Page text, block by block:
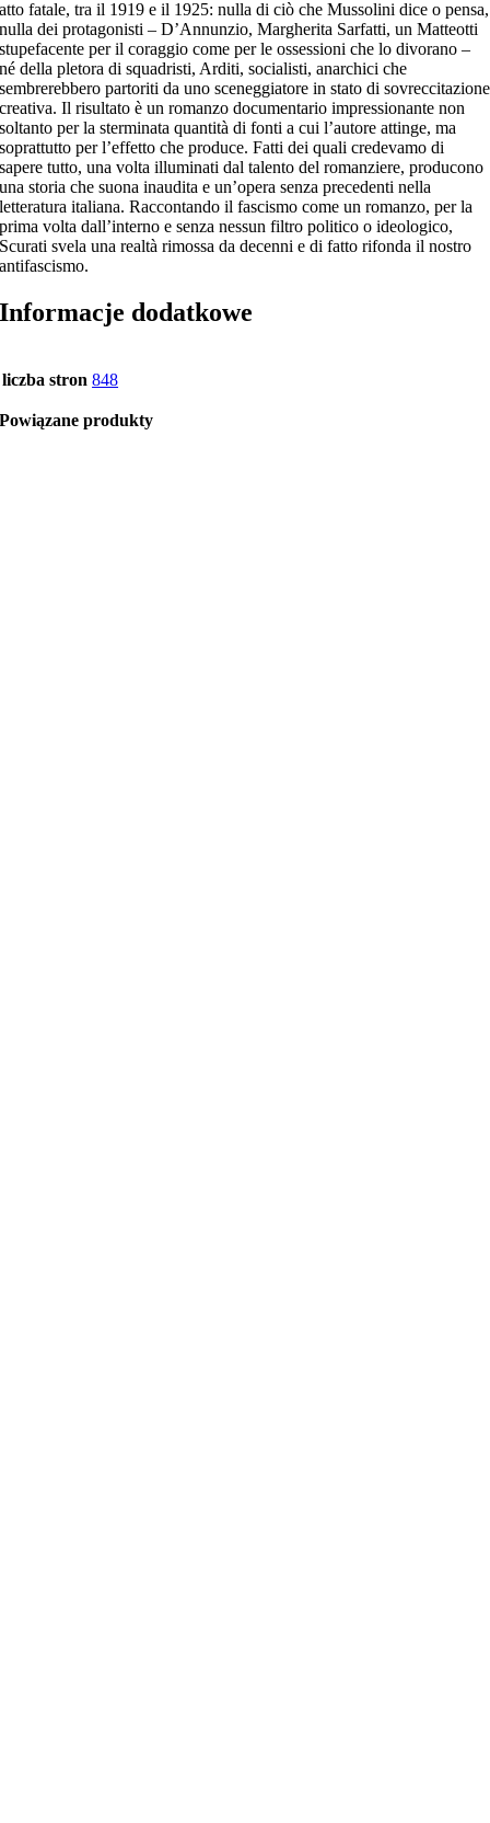
atto fatale, tra il 1919 e il 1925: nulla di ciò che Mussolini dice o pensa,
nulla dei protagonisti – D’Annunzio, Margherita Sarfatti, un Matteotti
stupefacente per il coraggio come per le ossessioni che lo divorano –
né della pletora di squadristi, Arditi, socialisti, anarchici che
sembrerebbero partoriti da uno sceneggiatore in stato di sovreccitazione
creativa. Il risultato è un romanzo documentario impressionante non
soltanto per la sterminata quantità di fonti a cui l’autore attinge, ma
soprattutto per l’effetto che produce. Fatti dei quali credevamo di
sapere tutto, una volta illuminati dal talento del romanziere, producono
una storia che suona inaudita e un’opera senza precedenti nella
letteratura italiana. Raccontando il fascismo come un romanzo, per la
prima volta dall’interno e senza nessun filtro politico o ideologico,
Scurati svela una realtà rimossa da decenni e di fatto rifonda il nostro
antifascismo.
Informacje dodatkowe
liczba stron 848
Powiązane produkty